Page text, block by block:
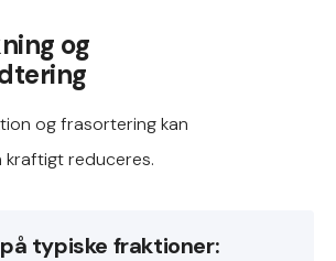
og
og frasortering kan
reduceres.
typiske fraktioner: